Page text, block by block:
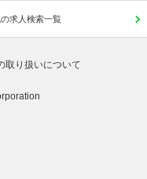
の求人検索一覧
取り扱いについて